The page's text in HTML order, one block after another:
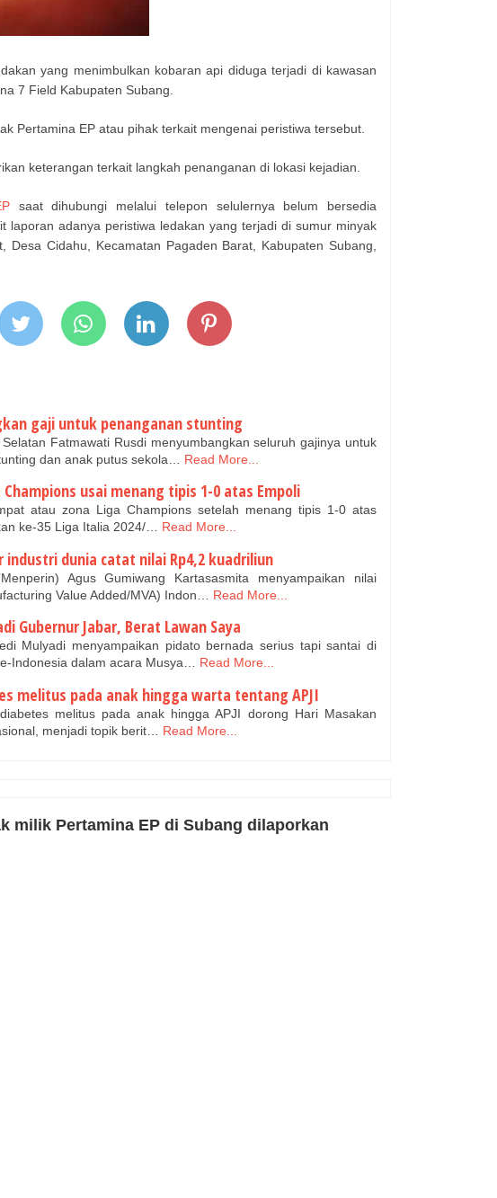
yang menimbulkan kobaran api diduga terjadi di kawasan
7 Field Kabupaten Subang.
Pertamina EP atau pihak terkait mengenai peristiwa tersebut.
keterangan terkait langkah penanganan di lokasi kejadian.
saat dihubungi melalui telepon selulernya belum bersedia
laporan adanya peristiwa ledakan yang terjadi di sumur minyak
Desa Cidahu, Kecamatan Pagaden Barat, Kabupaten Subang,
gaji untuk penanganan stunting
Fatmawati Rusdi menyumbangkan seluruh gajinya untuk
dan anak putus sekola…
Read More...
usai menang tipis 1-0 atas Empoli
atau zona Liga Champions setelah menang tipis 1-0 atas
ke-35 Liga Italia 2024/… Read More...
industri dunia catat nilai Rp4,2 kuadriliun
Agus Gumiwang Kartasasmita menyampaikan nilai
Value Added/MVA) Indon…
Read More...
Gubernur Jabar, Berat Lawan Saya
Mulyadi menyampaikan pidato bernada serius tapi santai di
Indonesia dalam acara Musya… Read More...
melitus pada anak hingga warta tentang APJI
melitus pada anak hingga APJI dorong Hari Masakan
menjadi topik berit…
Read More...
milik Pertamina EP di Subang dilaporkan